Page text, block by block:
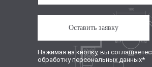
Оставить заявку
Нажимая на кнопку, вы
обработку персональных данных*